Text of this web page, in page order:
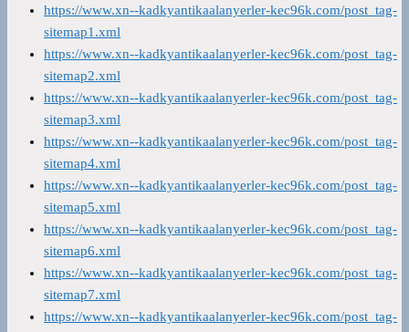
https://www.xn--kadkyantikaalanyerler-kec96k.com/post_tag-
sitemap1.xml
https://www.xn--kadkyantikaalanyerler-kec96k.com/post_tag-
sitemap2.xml
https://www.xn--kadkyantikaalanyerler-kec96k.com/post_tag-
sitemap3.xml
https://www.xn--kadkyantikaalanyerler-kec96k.com/post_tag-
sitemap4.xml
https://www.xn--kadkyantikaalanyerler-kec96k.com/post_tag-
sitemap5.xml
https://www.xn--kadkyantikaalanyerler-kec96k.com/post_tag-
sitemap6.xml
https://www.xn--kadkyantikaalanyerler-kec96k.com/post_tag-
sitemap7.xml
https://www.xn--kadkyantikaalanyerler-kec96k.com/post_tag-